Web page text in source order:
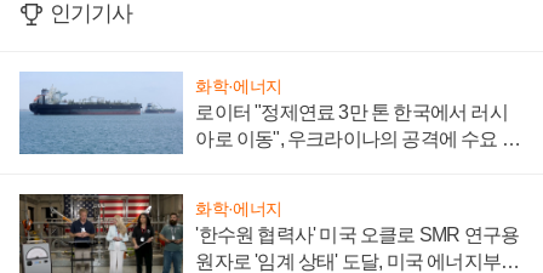
인기기사
화학·에너지
로이터 "정제연료 3만 톤 한국에서 러시
아로 이동", 우크라이나의 공격에 수요 늘
화학·에너지
'한수원 협력사' 미국 오클로 SMR 연구용
원자로 '임계 상태' 도달, 미국 에너지부